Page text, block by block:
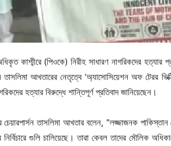
কাশ্মীরে (পিওকে) নিরীহ সাধারণ নাগরিকদের হত্যার
তাসলিমা আখতারের নেতৃত্বে ‘অ্যাসোসিয়েশন অফ টেরর
হত্যার বিরুদ্ধে শান্তিপূর্ণ প্রতিবাদ জানিয়েছেন।
তাসলিমা আখতার বলেন, "লজ্জাজনক পাকিস্তান
গুলি চালিয়েছে। তারা কেবল তাদের মৌলিক